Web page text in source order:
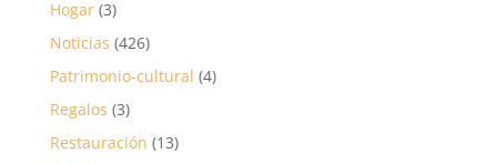
Hogar(3)
Noticias (426)
Patrimonio-cultural (4)
Regalos (3)
Restauración (13)